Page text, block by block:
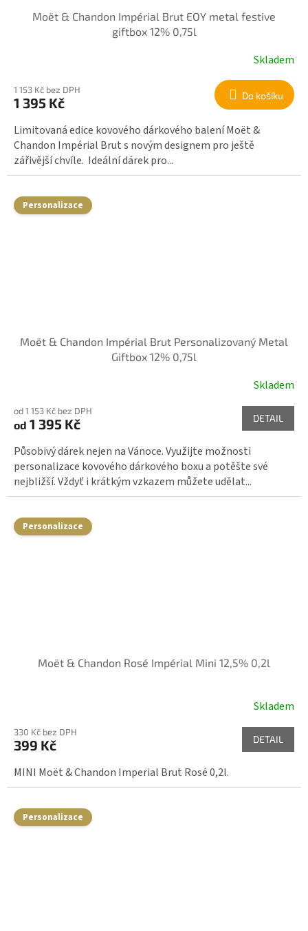
Moët & Chandon Impérial Brut EOY metal festive
giftbox 12% 0,75l
Skladem
1 153 Kč bez DPH
1 395 Kč Do košíku
Limitovaná edice kovového dárkového balení Moët &
Chandon Impérial Brut s novým designem pro ještě
zářivější chvíle. Ideální dárek pro...
Personalizace
Moët & Chandon Impérial Brut Personalizovaný Metal
Giftbox 12% 0,75l
Skladem
od 1 153 Kč bez DPH
od 1 395 Kč DETAIL
Působivý dárek nejen na Vánoce. Využijte možnosti
personalizace kovového dárkového boxu a potěšte své
nejbližší. Vždyť i krátkým vzkazem můžete udělat...
Personalizace
Moët & Chandon Rosé Impérial Mini 12,5% 0,2l
Skladem
330 Kč bez DPH
399 Kč DETAIL
MINI Moët & Chandon Imperial Brut Rosé 0,2l.
Personalizace